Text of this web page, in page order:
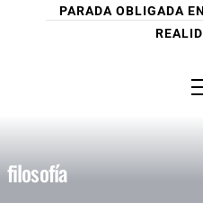
PARADA OBLIGADA
filosofía